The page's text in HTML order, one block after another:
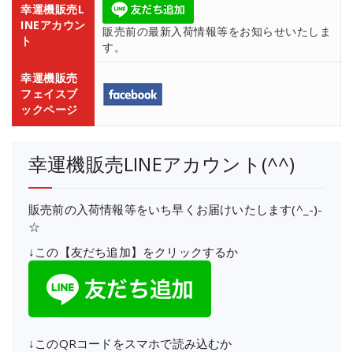
幸運機販売L
INEアカウン
ト
販売前の最新入荷情報等をお知らせいたしま
す。
幸運機販売
フェイスブ
ックページ
幸運機販売LINEアカウント(^^)
販売前の入荷情報等をいち早くお届けいたします(^_-)-
☆
↓この【友だち追加】をクリックするか
↓このQRコードをスマホで読み込むか